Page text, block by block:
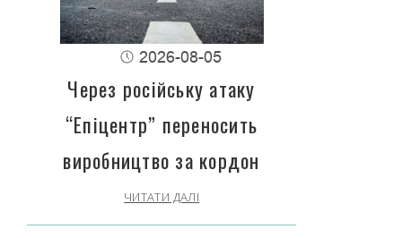
2026-08-05
Через російську атаку
“Епіцентр” переносить
виробництво за кордон
ЧИТАТИ ДАЛІ